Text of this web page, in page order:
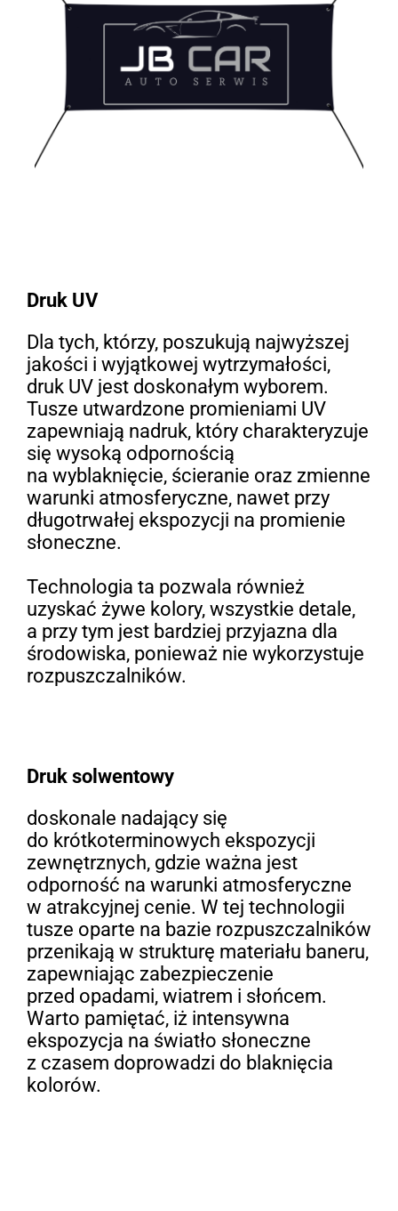
Druk solwentowy
doskonale nadający się
do krótkoterminowych ekspozycji
zewnętrznych, gdzie ważna jest
odporność na warunki atmosferyczne
w atrakcyjnej cenie. W tej technologii
tusze oparte na bazie rozpuszczalników
przenikają w strukturę materiału baneru,
zapewniając zabezpieczenie
przed opadami, wiatrem i słońcem.
Warto pamiętać, iż intensywna
ekspozycja na światło słoneczne
z czasem doprowadzi do blaknięcia
kolorów.
Druk UV
Dla tych, którzy, poszukują najwyższej
jakości i wyjątkowej wytrzymałości,
druk UV jest doskonałym wyborem.
Tusze utwardzone promieniami UV
zapewniają nadruk, który charakteryzuje
się wysoką odpornością
na wyblaknięcie, ścieranie oraz zmienne
warunki atmosferyczne, nawet przy
długotrwałej ekspozycji na promienie
słoneczne.
Technologia ta pozwala również
uzyskać żywe kolory, wszystkie detale,
a przy tym jest bardziej przyjazna dla
środowiska, ponieważ nie wykorzystuje
rozpuszczalników.